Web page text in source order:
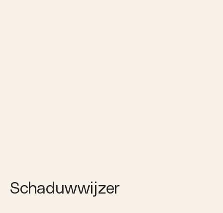
Schaduwwijzer